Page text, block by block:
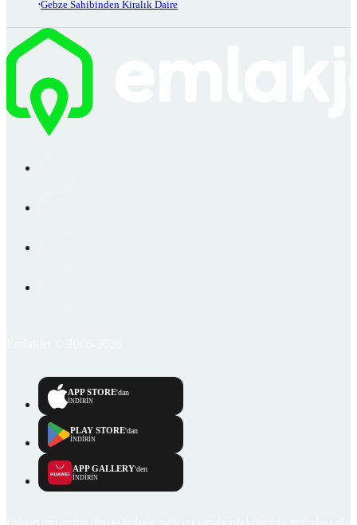
Gebze Sahibinden Kiralık Daire
APP STORE'dan
İNDİRİN
PLAY STORE'dan
İNDİRİN
APP GALLERY'den
İNDİRİN